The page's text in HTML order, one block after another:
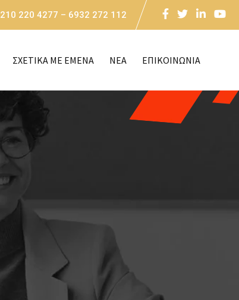
210 220 4277 – 6932 272 112
ΣΧΕΤΙΚΑ ΜΕ ΕΜΕΝΑ NEA ΕΠΙΚΟΙΝΩΝΙΑ